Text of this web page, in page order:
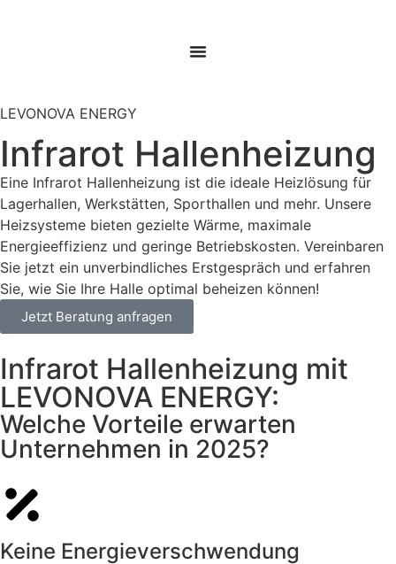
LEVONOVA ENERGY
Infrarot Hallenheizung
Eine Infrarot Hallenheizung ist die ideale Heizlösung für
Lagerhallen, Werkstätten, Sporthallen und mehr. Unsere
Heizsysteme bieten gezielte Wärme, maximale
Energieeffizienz und geringe Betriebskosten. Vereinbaren
Sie jetzt ein unverbindliches Erstgespräch und erfahren
Sie, wie Sie Ihre Halle optimal beheizen können!
Jetzt Beratung anfragen
Infrarot Hallenheizung mit
LEVONOVA ENERGY:
Welche Vorteile erwarten
Unternehmen in 2025?
Keine Energieverschwendung